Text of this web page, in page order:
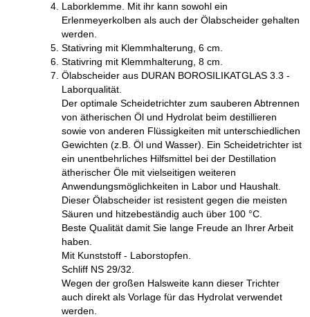
Laborklemme. Mit ihr kann sowohl ein
Erlenmeyerkolben als auch der Ölabscheider gehalten
werden.
Stativring mit Klemmhalterung, 6 cm.
Stativring mit Klemmhalterung, 8 cm.
Ölabscheider aus DURAN BOROSILIKATGLAS 3.3 -
Laborqualität.
Der optimale Scheidetrichter zum sauberen Abtrennen
von ätherischen Öl und Hydrolat beim destillieren
sowie von anderen Flüssigkeiten mit unterschiedlichen
Gewichten (z.B. Öl und Wasser). Ein Scheidetrichter ist
ein unentbehrliches Hilfsmittel bei der Destillation
ätherischer Öle mit vielseitigen weiteren
Anwendungsmöglichkeiten in Labor und Haushalt.
Dieser Ölabscheider ist resistent gegen die meisten
Säuren und hitzebeständig auch über 100 °C.
Beste Qualität damit Sie lange Freude an Ihrer Arbeit
haben.
Mit Kunststoff - Laborstopfen.
Schliff NS 29/32.
Wegen der großen Halsweite kann dieser Trichter
auch direkt als Vorlage für das Hydrolat verwendet
werden.